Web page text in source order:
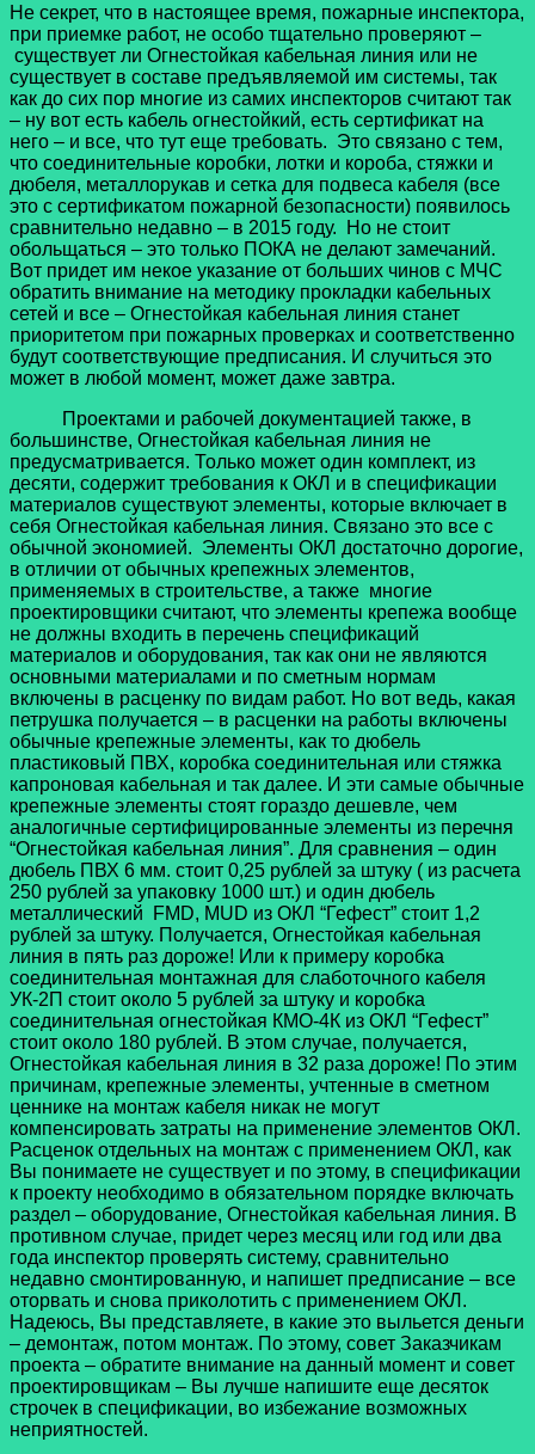
Не секрет, что в настоящее время, пожарные инспектора,
при приемке работ, не особо тщательно проверяют –
существует ли Огнестойкая кабельная линия или не
существует в составе предъявляемой им системы, так
как до сих пор многие из самих инспекторов считают так
– ну вот есть кабель огнестойкий, есть сертификат на
него – и все, что тут еще требовать. Это связано с тем,
что соединительные коробки, лотки и короба, стяжки и
дюбеля, металлорукав и сетка для подвеса кабеля (все
это с сертификатом пожарной безопасности) появилось
сравнительно недавно – в 2015 году. Но не стоит
обольщаться – это только ПОКА не делают замечаний.
Вот придет им некое указание от больших чинов с МЧС
обратить внимание на методику прокладки кабельных
сетей и все – Огнестойкая кабельная линия станет
приоритетом при пожарных проверках и соответственно
будут соответствующие предписания. И случиться это
может в любой момент, может даже завтра.
Проектами и рабочей документацией также, в
большинстве, Огнестойкая кабельная линия не
предусматривается. Только может один комплект, из
десяти, содержит требования к ОКЛ и в спецификации
материалов существуют элементы, которые включает в
себя Огнестойкая кабельная линия. Связано это все с
обычной экономией. Элементы ОКЛ достаточно дорогие,
в отличии от обычных крепежных элементов,
применяемых в строительстве, а также многие
проектировщики считают, что элементы крепежа вообще
не должны входить в перечень спецификаций
материалов и оборудования, так как они не являются
основными материалами и по сметным нормам
включены в расценку по видам работ. Но вот ведь, какая
петрушка получается – в расценки на работы включены
обычные крепежные элементы, как то дюбель
пластиковый ПВХ, коробка соединительная или стяжка
капроновая кабельная и так далее. И эти самые обычные
крепежные элементы стоят гораздо дешевле, чем
аналогичные сертифицированные элементы из перечня
“Огнестойкая кабельная линия”. Для сравнения – один
дюбель ПВХ 6 мм. стоит 0,25 рублей за штуку ( из расчета
250 рублей за упаковку 1000 шт.) и один дюбель
металлический FMD, MUD из ОКЛ “Гефест” стоит 1,2
рублей за штуку. Получается, Огнестойкая кабельная
линия в пять раз дороже! Или к примеру коробка
соединительная монтажная для слаботочного кабеля
УК-2П стоит около 5 рублей за штуку и коробка
соединительная огнестойкая КМО-4К из ОКЛ “Гефест”
стоит около 180 рублей. В этом случае, получается,
Огнестойкая кабельная линия в 32 раза дороже! По этим
причинам, крепежные элементы, учтенные в сметном
ценнике на монтаж кабеля никак не могут
компенсировать затраты на применение элементов ОКЛ.
Расценок отдельных на монтаж с применением ОКЛ, как
Вы понимаете не существует и по этому, в спецификации
к проекту необходимо в обязательном порядке включать
раздел – оборудование, Огнестойкая кабельная линия. В
противном случае, придет через месяц или год или два
года инспектор проверять систему, сравнительно
недавно смонтированную, и напишет предписание – все
оторвать и снова приколотить с применением ОКЛ.
Надеюсь, Вы представляете, в какие это выльется деньги
– демонтаж, потом монтаж. По этому, совет Заказчикам
проекта – обратите внимание на данный момент и совет
проектировщикам – Вы лучше напишите еще десяток
строчек в спецификации, во избежание возможных
неприятностей.